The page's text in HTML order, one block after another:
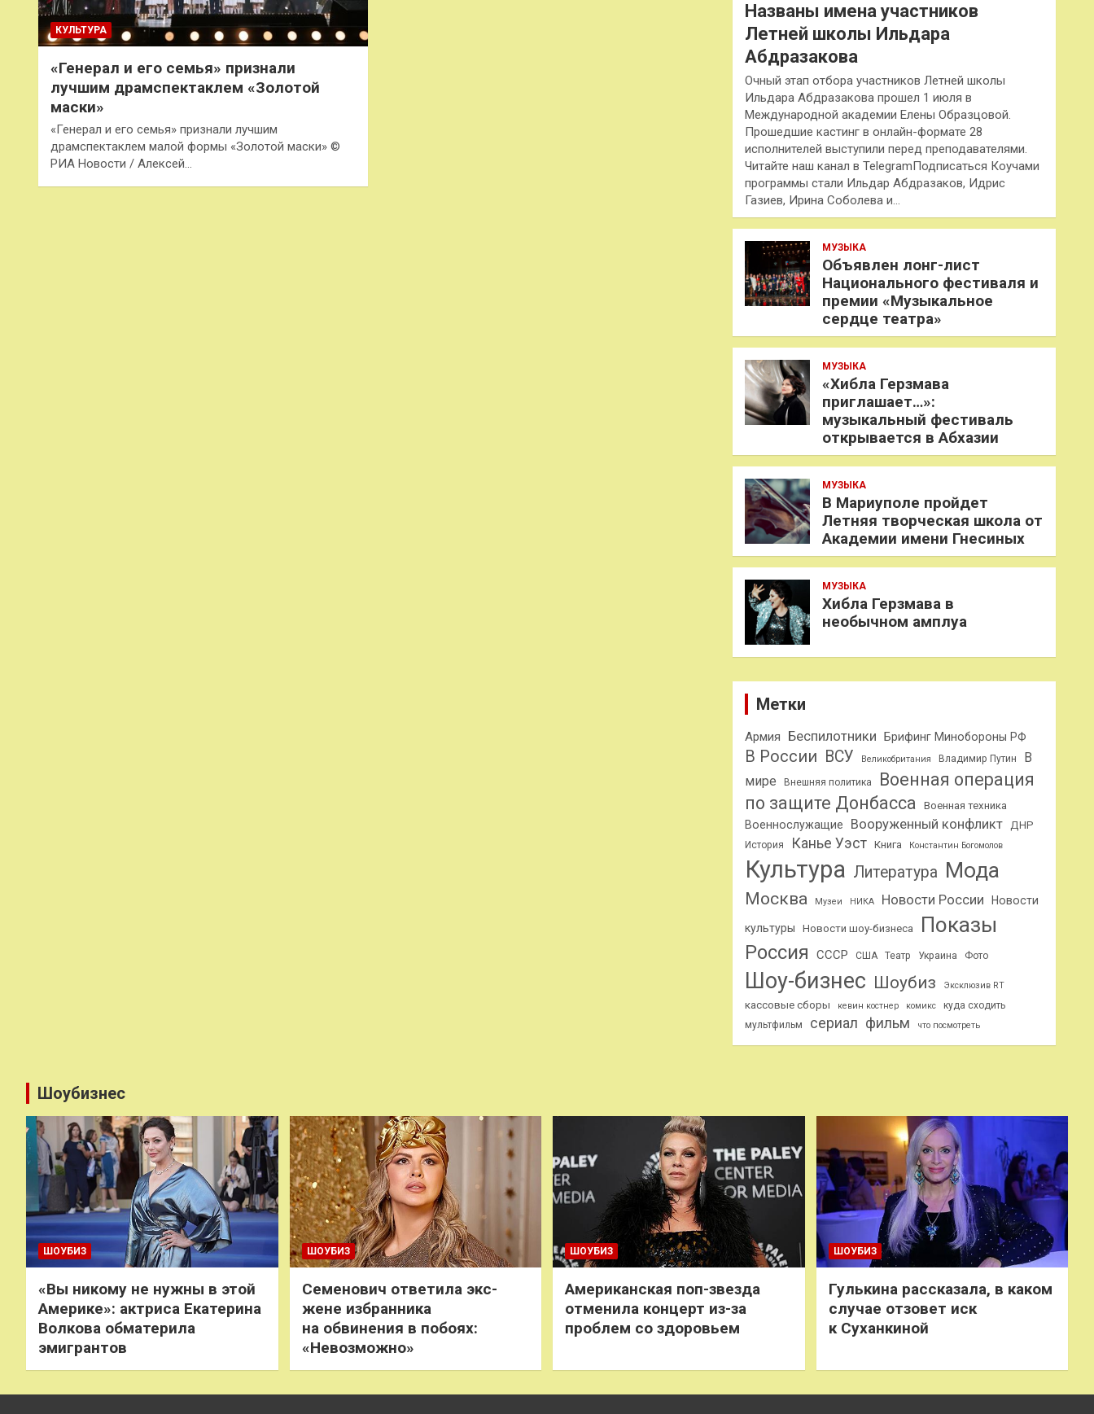
КУЛЬТУРА
«Генерал и его семья» признали
лучшим драмспектаклем «Золотой
маски»
«Генерал и его семья» признали лучшим
драмспектаклем малой формы «Золотой маски» ©
РИА Новости / Алексей…
Названы имена участников
Летней школы Ильдара
Абдразакова
Очный этап отбора участников Летней школы
Ильдара Абдразакова прошел 1 июля в
Международной академии Елены Образцовой.
Прошедшие кастинг в онлайн-формате 28
исполнителей выступили перед преподавателями.
Читайте наш канал в TelegramПодписаться Коучами
программы стали Ильдар Абдразаков, Идрис
Газиев, Ирина Соболева и…
МУЗЫКА
Объявлен лонг-лист
Национального фестиваля и
премии «Музыкальное
сердце театра»
МУЗЫКА
«Хибла Герзмава
приглашает…»:
музыкальный фестиваль
открывается в Абхазии
МУЗЫКА
В Мариуполе пройдет
Летняя творческая школа от
Академии имени Гнесиных
МУЗЫКА
Хибла Герзмава в
необычном амплуа
Метки
Армия Беспилотники Брифинг Минобороны РФ
В России ВСУ Великобритания Владимир Путин
В
мире
Внешняя политика
Военная операция
по защите Донбасса
Военная техника
Военнослужащие Вооруженный конфликт ДНР
История Канье Уэст Книга Константин Богомолов
Культура Литература Мода
Москва Музеи НИКА Новости России Новости
культуры Новости шоу-бизнеса Показы
Россия СССР США Театр Украина Фото
Шоу-бизнес Шоубиз Эксклюзив RT
кассовые сборы кевин костнер комикс
куда сходить
мультфильм
сериал фильм что посмотреть
Шоубизнес
ШОУБИЗ
«Вы никому не нужны в этой
Америке»: актриса Екатерина
Волкова обматерила
эмигрантов
ШОУБИЗ
Семенович ответила экс-
жене избранника
на обвинения в побоях:
«Невозможно»
ШОУБИЗ
Американская поп-звезда
отменила концерт из-за
проблем со здоровьем
ШОУБИЗ
Гулькина рассказала, в каком
случае отзовет иск
к Суханкиной